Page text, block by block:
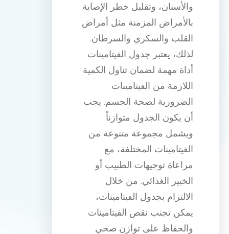
والأسنان، وتقليل خطر الإصابة
بالأمراض المزمنة مثل أمراض
القلب والسكري والسرطان.
لذلك، يعتبر جدول الفيتامينات
أداة مهمة لضمان تناول الكمية
اللازمة من الفيتامينات
الضرورية لصحة الجسم. يجب
أن يكون الجدول متوازناً
ويشمل مجموعة متنوعة من
الفيتامينات المختلفة، مع
مراعاة توجيهات الطبيب أو
الخبير الغذائي. من خلال
الالتزام بجدول الفيتامينات،
يمكن تجنب نقص الفيتامينات
والحفاظ على توازن صحي